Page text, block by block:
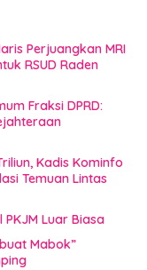
Perjuangkan MRI
RSUD Raden
Fraksi DPRD:
Kadis Kominfo
Temuan Lintas
Luar Biasa
Mabok”